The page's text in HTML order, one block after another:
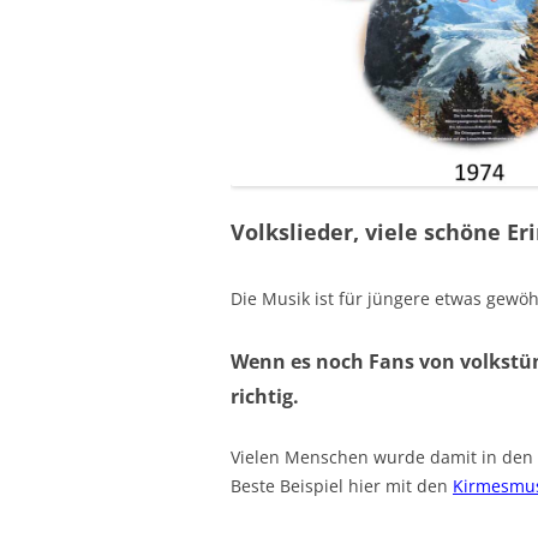
Volkslieder, viele schöne
Die Musik ist für jüngere etwas
Wenn es noch Fans von
richtig.
Vielen Menschen wurde damit in
Beste Beispiel hier mit den